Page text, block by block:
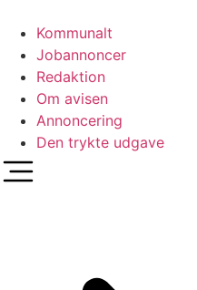
indhold
Kommunalt
Jobannoncer
Redaktion
Om avisen
Annoncering
Den trykte udgave